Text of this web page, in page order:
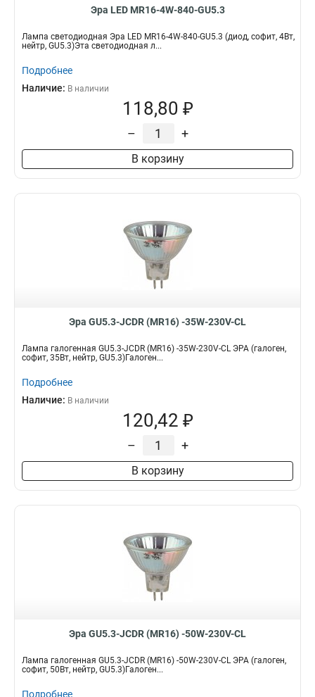
Эра LED MR16-4W-840-GU5.3
Лампа светодиодная Эра LED MR16-4W-840-GU5.3 (диод, софит, 4Вт,
нейтр, GU5.3)Эта светодиодная л...
Подробнее
Наличие: В наличии
118,80 ₽
– +
В корзину
Эра GU5.3-JCDR (MR16) -35W-230V-CL
Лампа галогенная GU5.3-JCDR (MR16) -35W-230V-CL ЭРА (галоген,
софит, 35Вт, нейтр, GU5.3)Галоген...
Подробнее
Наличие: В наличии
120,42 ₽
– +
В корзину
Эра GU5.3-JCDR (MR16) -50W-230V-CL
Лампа галогенная GU5.3-JCDR (MR16) -50W-230V-CL ЭРА (галоген,
софит, 50Вт, нейтр, GU5.3)Галоген...
Подробнее